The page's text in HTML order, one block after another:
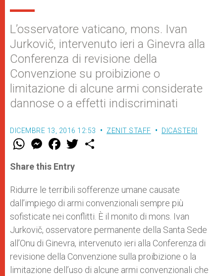
L’osservatore vaticano, mons. Ivan
Jurkovič, intervenuto ieri a Ginevra alla
Conferenza di revisione della
Convenzione su proibizione o
limitazione di alcune armi considerate
dannose o a effetti indiscriminati
DICEMBRE 13, 2016 12:53 ZENIT STAFF DICASTERI
W
t
s
p
p
M
e
s
e
g
e
r
F
a
e
b
o
k
w
r
Share this Entry
Ridurre le terribili sofferenze umane causate
dall’impiego di armi convenzionali sempre più
sofisticate nei conflitti. È il monito di mons. Ivan
Jurkovič, osservatore permanente della Santa Sede
all’Onu di Ginevra, intervenuto ieri alla Conferenza di
revisione della Convenzione sulla proibizione o la
limitazione dell’uso di alcune armi convenzionali che